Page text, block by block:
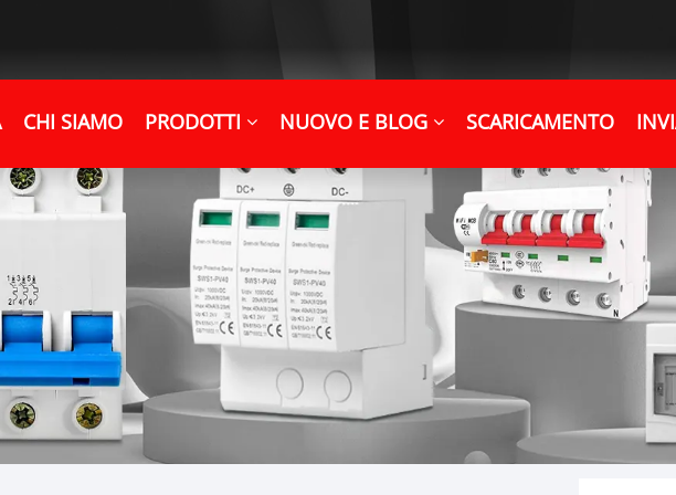
CHI SIAMO PRODOTTI NUOVO E BLOG SCARICAMENTO